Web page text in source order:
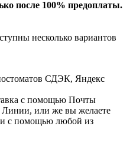
после 100% предоплаты.
несколько вариантов
СДЭК, Яндекс
с помощью Почты
или же вы желаете
с помощью любой из